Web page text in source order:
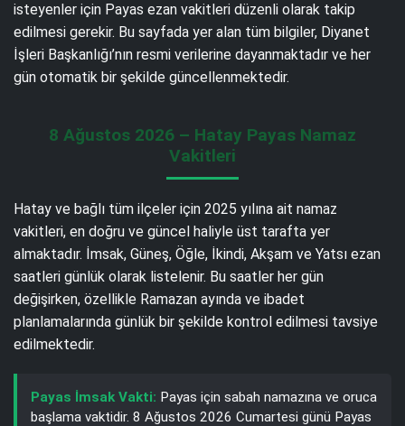
isteyenler için Payas ezan vakitleri düzenli olarak takip
edilmesi gerekir. Bu sayfada yer alan tüm bilgiler, Diyanet
İşleri Başkanlığı’nın resmi verilerine dayanmaktadır ve her
gün otomatik bir şekilde güncellenmektedir.
8 Ağustos 2026 – Hatay Payas Namaz
Vakitleri
Hatay ve bağlı tüm ilçeler için 2025 yılına ait namaz
vakitleri, en doğru ve güncel haliyle üst tarafta yer
almaktadır. İmsak, Güneş, Öğle, İkindi, Akşam ve Yatsı ezan
saatleri günlük olarak listelenir. Bu saatler her gün
değişirken, özellikle Ramazan ayında ve ibadet
planlamalarında günlük bir şekilde kontrol edilmesi tavsiye
edilmektedir.
Payas İmsak Vakti: Payas için sabah namazına ve oruca
başlama vaktidir. 8 Ağustos 2026 Cumartesi günü Payas